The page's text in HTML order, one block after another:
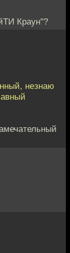
Краун"?
незнаю